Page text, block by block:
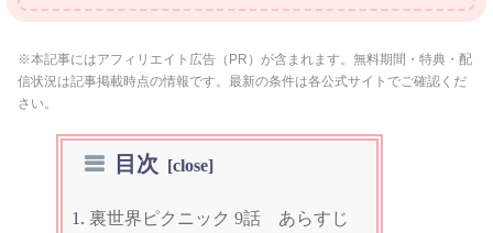
※本記事にはアフィリエイト広告（PR）が含まれます。無料期間・特典・配
信状況は記事掲載時点の情報です。最新の条件は各公式サイトでご確認くだ
さい。
目次
裏世界ピクニック 9話 あらすじ